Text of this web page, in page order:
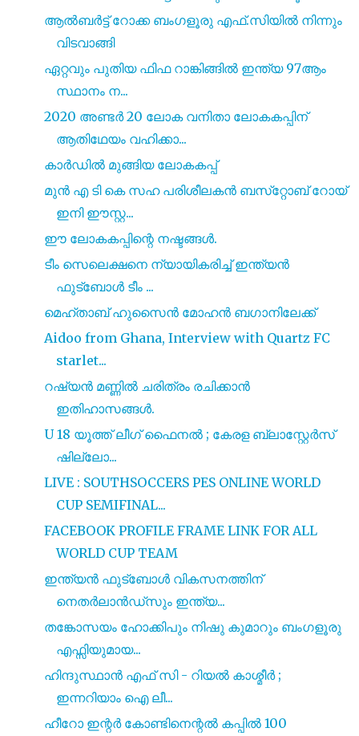
ആൽബർട്ട് റോക്ക ബംഗളൂരു എഫ്.സിയിൽ നിന്നും
വിടവാങ്ങി
ഏറ്റവും പുതിയ ഫിഫ റാങ്കിങ്ങിൽ ഇന്ത്യ 97ആം
സ്ഥാനം ന...
2020 അണ്ടർ 20 ലോക വനിതാ ലോകകപ്പിന്
ആതിഥേയം വഹിക്കാ...
കാർഡിൽ മുങ്ങിയ ലോകകപ്പ്
മുൻ എ ടി കെ സഹ പരിശീലകൻ ബസ്‌റ്റോബ് റോയ്
ഇനി ഈസ്റ്റ...
ഈ ലോകകപ്പിന്റെ നഷ്ടങ്ങൾ.
ടീം സെലെക്ഷനെ ന്യായികരിച്ച് ഇന്ത്യൻ
ഫുട്‍ബോൾ ടീം ...
മെഹ്താബ് ഹുസൈൻ മോഹൻ ബഗാനിലേക്ക്
Aidoo from Ghana, Interview with Quartz FC
starlet...
റഷ്യൻ മണ്ണിൽ ചരിത്രം രചിക്കാൻ
ഇതിഹാസങ്ങൾ.
U 18 യൂത്ത് ലീഗ് ഫൈനൽ ; കേരള ബ്ലാസ്റ്റേർസ്
ഷില്ലോ...
LIVE : SOUTHSOCCERS PES ONLINE WORLD
CUP SEMIFINAL...
FACEBOOK PROFILE FRAME LINK FOR ALL
WORLD CUP TEAM
ഇന്ത്യൻ ഫുട്‍ബോൾ വികസനത്തിന്‌
നെതർലാൻഡ്‌സും ഇന്ത്യ...
തങ്കോസയം ഹോക്കിപും നിഷു കുമാറും ബംഗളൂരു
എഫ്സിയുമായ...
ഹിന്ദുസ്ഥാൻ എഫ് സി - റിയൽ കാശ്മീർ ;
ഇന്നറിയാം ഐ ലീ...
ഹീറോ ഇന്റർ കോണ്ടിനെന്റൽ കപ്പിൽ 100